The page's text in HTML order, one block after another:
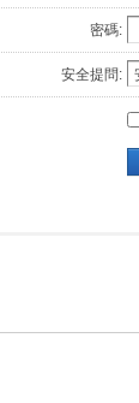
密碼:
安全提問: